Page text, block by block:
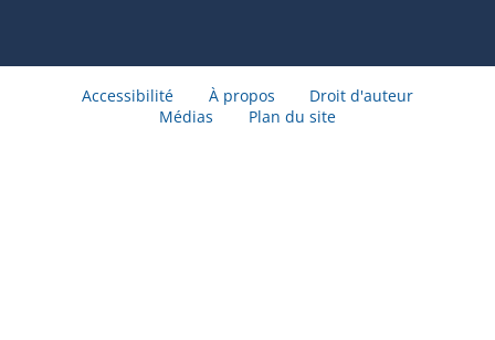
Accessibilité À propos
Droit d'auteur
Médias
Plan du site